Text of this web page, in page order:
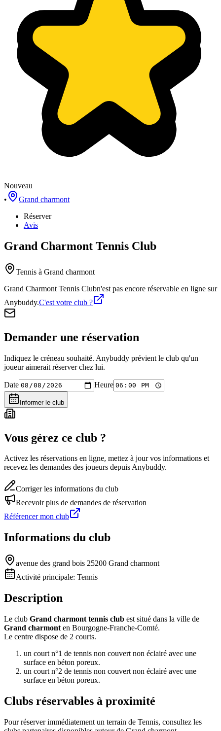
Nouveau
•
Grand charmont
Réserver
Avis
Grand Charmont Tennis Club
Tennis à Grand charmont
Grand Charmont Tennis Clubn'est pas encore réservable en ligne sur
Anybuddy.C'est votre club ?
Demander une réservation
Indiquez le créneau souhaité. Anybuddy prévient le club qu'un
joueur aimerait réserver chez lui.
Date Heure
Informer le club
Vous gérez ce club ?
Activez les réservations en ligne, mettez à jour vos informations et
recevez les demandes des joueurs depuis Anybuddy.
Corriger les informations du club
Recevoir plus de demandes de réservation
Référencer mon club
Informations du club
avenue des grand bois 25200 Grand charmont
Activité principale: Tennis
Description
Le club Grand charmont tennis club est situé dans la ville de
Grand charmont en Bourgogne-Franche-Comté.
Le centre dispose de 2 courts.
un court n°1 de tennis non couvert non éclairé avec une
surface en béton poreux.
un court n°2 de tennis non couvert non éclairé avec une
surface en béton poreux.
Clubs réservables à proximité
Pour réserver immédiatement un terrain de Tennis, consultez les